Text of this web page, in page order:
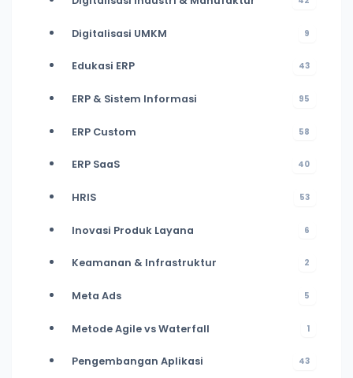
Digitalisasi UMKM 9
Edukasi ERP 43
ERP & Sistem Informasi 95
ERP Custom 58
ERP SaaS 40
HRIS 53
Inovasi Produk Layana 6
Keamanan & Infrastruktur 2
Meta Ads 5
Metode Agile vs Waterfall 1
Pengembangan Aplikasi 43